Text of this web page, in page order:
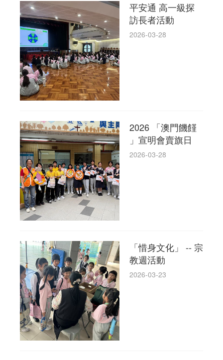
平安通 高一級探
訪長者活動
2026-03-28
2026 「澳門饑饉
」宣明會賣旗日
2026-03-28
「惜身文化」 -- 宗
教週活動
2026-03-23